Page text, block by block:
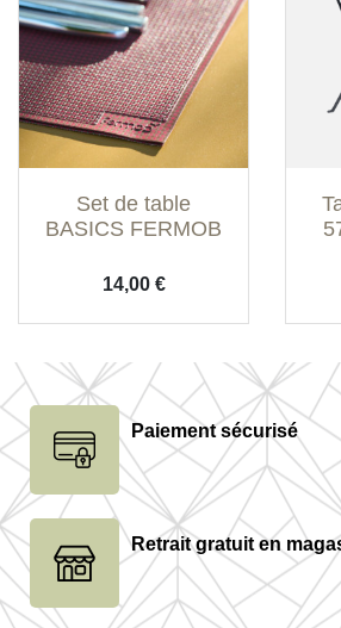
(1 avis)
Set de table
BASICS FERMOB
Prix
14,00 €
Paiement sécurisé
Retrait gratuit en